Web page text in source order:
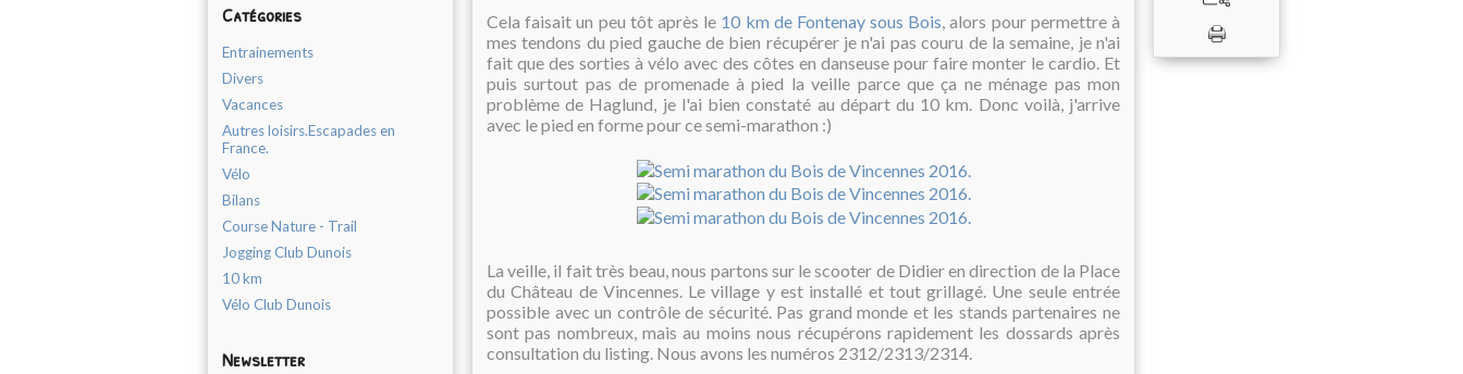
Catégories
Entrainements
Divers
Vacances
Autres loisirs.Escapades en
France.
Vélo
Bilans
Course Nature - Trail
Jogging Club Dunois
10 km
Vélo Club Dunois
Newsletter
Cela faisait un peu tôt après le 10 km de Fontenay sous Bois, alors pour permettre à
mes tendons du pied gauche de bien récupérer je n'ai pas couru de la semaine, je n'ai
fait que des sorties à vélo avec des côtes en danseuse pour faire monter le cardio. Et
puis surtout pas de promenade à pied la veille parce que ça ne ménage pas mon
problème de Haglund, je l'ai bien constaté au départ du 10 km. Donc voilà, j'arrive
avec le pied en forme pour ce semi-marathon :)
La veille, il fait très beau, nous partons sur le scooter de Didier en direction de la Place
du Château de Vincennes. Le village y est installé et tout grillagé. Une seule entrée
possible avec un contrôle de sécurité. Pas grand monde et les stands partenaires ne
sont pas nombreux, mais au moins nous récupérons rapidement les dossards après
consultation du listing. Nous avons les numéros 2312/2313/2314.